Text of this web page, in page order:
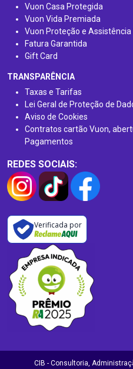
Vuon Casa Protegida
Vuon Vida Premiada
Vuon Proteção e Assistência
Fatura Garantida
Gift Card
TRANSPARÊNCIA
Taxas e Tarifas
Lei Geral de Proteção de
Aviso de Cookies
Contratos cartão Vuon,
Pagamentos
REDES SOCIAIS:
Verificada por
CIB - Consultoria,